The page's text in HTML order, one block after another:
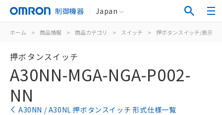
制御機器 Japan
ホーム > 商品情報 > 商品カテゴリ > スイッチ > 押ボタンスイッチ/表示灯
押ボタンスイッチ
A30NN-MGA-NGA-P002-
NN
A30NN / A30NL 押ボタンスイッチ 形式仕様一覧